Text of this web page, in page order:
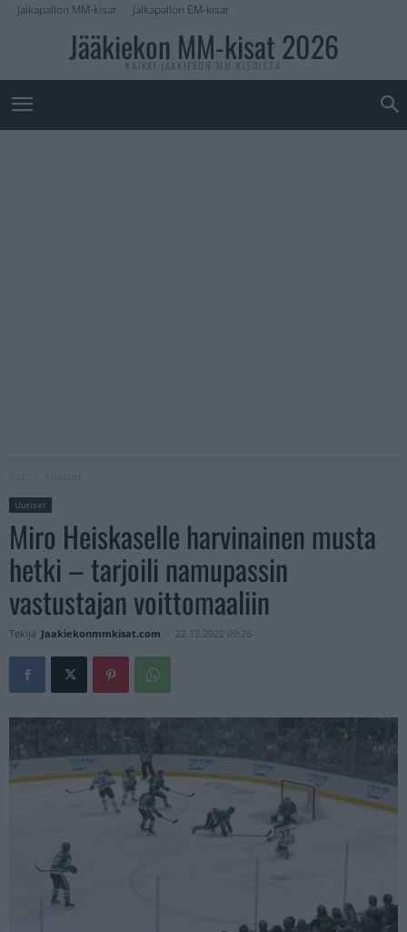
Jalkapallon MM-kisat Jalkapallon EM-kisat
Jääkiekon MM-kisat 2026
KAIKKI JÄÄKIEKON MM-KISOISTA
Uutiset
Miro Heiskaselle harvinainen musta
hetki – tarjoili namupassin
vastustajan voittomaaliin
Tekijä Jaakiekonmmkisat.com - 22.12.2022 09:26